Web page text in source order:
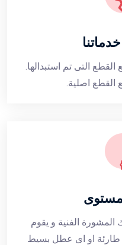
التى تم استبدالها.
اصلية.
الفنية و يقوم
طارئة او اى عطل بسيط